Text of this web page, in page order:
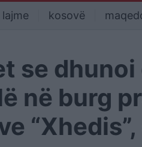
lajme kosovë
se
në burg